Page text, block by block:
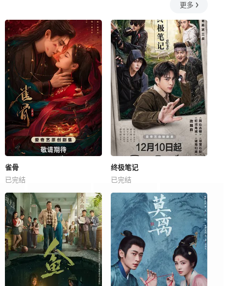
更多
雀骨
已完结
终极笔记
已完结